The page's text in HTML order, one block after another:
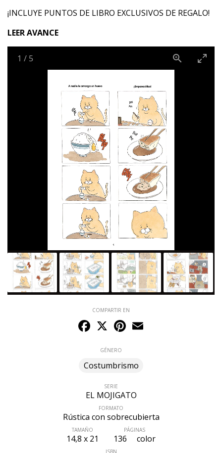
¡INCLUYE PUNTOS DE LIBRO EXCLUSIVOS DE REGALO!
LEER AVANCE
1 / 5
COMPARTIR EN
Facebook
X Pinterest
GÉNERO
Costumbrismo
SERIE
EL MOJIGATO
FORMATO
Rústica con sobrecubierta
TAMAÑO
14,8 x 21
PÁGINAS
136 color
ISBN